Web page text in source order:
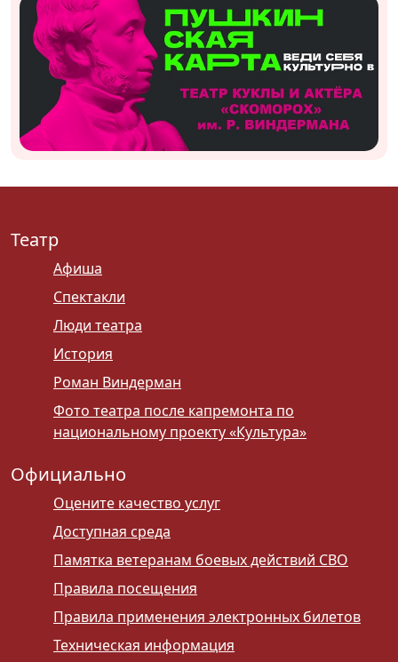
Театр
Афиша
Спектакли
Люди театра
История
Роман Виндерман
Фото театра после капремонта по
национальному проекту «Культура»
Официально
Оцените качество услуг
Доступная среда
Памятка ветеранам боевых действий СВО
Правила посещения
Правила применения электронных билетов
Техническая информация